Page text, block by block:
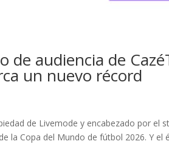
de audiencia de
un nuevo récord
de Livemode y encabezado por el
la Copa del Mundo de fútbol 2026. Y el